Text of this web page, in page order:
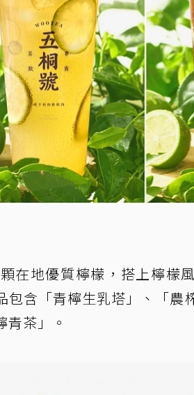
在地優質檸檬，搭上檸檬
含「青檸生乳塔」、「農
茶」。